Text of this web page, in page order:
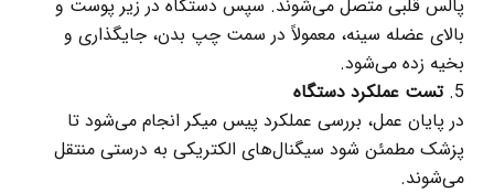
پالس قلبی متصل می‌شوند. سپس دستگاه در زیر پوست و
بالای عضله سینه، معمولاً در سمت چپ بدن، جایگذاری و
بخیه زده می‌شود.
تست عملکرد دستگاه
در پایان عمل، بررسی عملکرد پیس‌ میکر انجام می‌شود تا
پزشک مطمئن شود سیگنال‌های الکتریکی به‌ درستی منتقل
می‌شوند.